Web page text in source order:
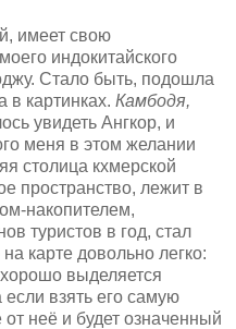
имеет свою
индокитайского
Стало быть, подошла
в картинках. Камбодя,
увидеть Ангкор, и
меня в этом желании
столица кхмерской
пространство, лежит в
накопителем,
туристов в год, стал
карте довольно легко:
выделяется
взять его самую
неё и будет означенный